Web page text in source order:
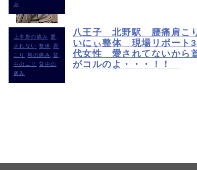
み
上半身の痛み 愛
されない 整体
肩
こり
肩の痛み 背
中のコリ
背中の
痛み
八王子 北野駅 腰痛肩こ
いにぃ整体 現場リポー
代女性 愛されてないから
がコルのよ・・・！！